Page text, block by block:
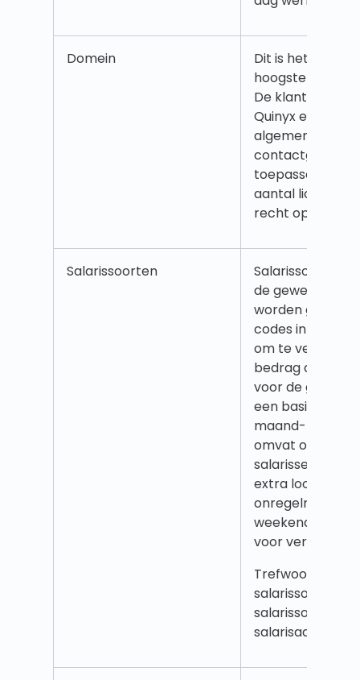
Domein
Dit is het
hoogste niveau
De klant is
Quinyx en hier
algemene
toepasselijke
aantal licenties
recht op heeft.
Salarissoorten
Salarissoorten
de gewerkte
worden
codes in het
om te vertalen
bedrag dat je
voor de
een basissalaris
maand- of
omvat ook
salarissen zoals
extra loon voor
onregelmatige
weekend en
voor verlof.
Trefwoorden:
salarissoorten,